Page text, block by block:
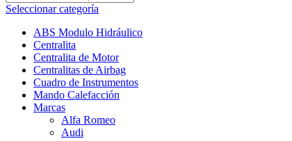
Seleccionar categoría
ABS Modulo Hidráulico
Centralita
Centralita de Motor
Centralitas de Airbag
Cuadro de Instrumentos
Mando Calefacción
Marcas
Alfa Romeo
Audi